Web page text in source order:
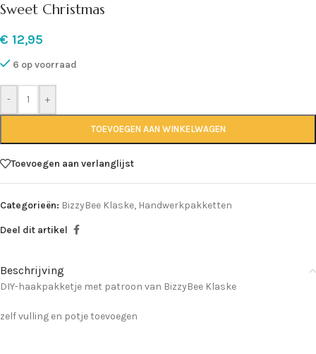
Sweet Christmas
€ 12,95
6 op voorraad
- +
TOEVOEGEN AAN WINKELWAGEN
Toevoegen aan verlanglijst
Categorieën: BizzyBee Klaske, Handwerkpakketten
Deel dit artikel
Beschrijving
DIY-haakpakketje met patroon van BizzyBee Klaske
zelf vulling en potje toevoegen